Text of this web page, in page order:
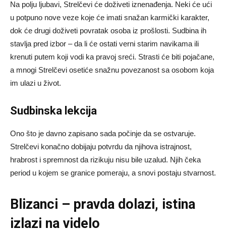
Na polju ljubavi, Strelčevi će doživeti iznenađenja. Neki će ući
u potpuno nove veze koje će imati snažan karmički karakter,
dok će drugi doživeti povratak osoba iz prošlosti. Sudbina ih
stavlja pred izbor – da li će ostati verni starim navikama ili
krenuti putem koji vodi ka pravoj sreći. Strasti će biti pojačane,
a mnogi Strelčevi osetiće snažnu povezanost sa osobom koja
im ulazi u život.
Sudbinska lekcija
Ono što je davno zapisano sada počinje da se ostvaruje.
Strelčevi konačno dobijaju potvrdu da njihova istrajnost,
hrabrost i spremnost da rizikuju nisu bile uzalud. Njih čeka
period u kojem se granice pomeraju, a snovi postaju stvarnost.
Blizanci – pravda dolazi, istina
izlazi na videlo